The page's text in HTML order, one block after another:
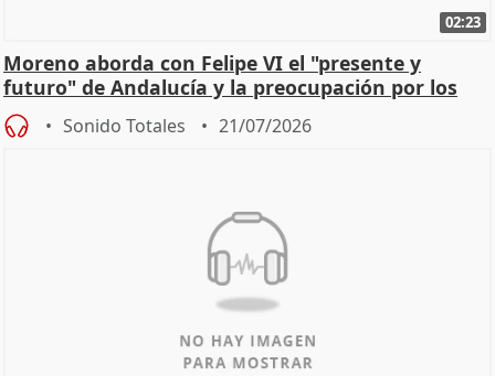
02:23
Moreno aborda con Felipe VI el "presente y
futuro" de Andalucía y la preocupación por los
incendios
Sonido Totales 21/07/2026